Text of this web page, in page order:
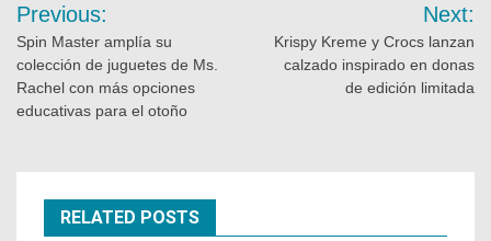
Previous:
Spin Master amplía su
colección de juguetes de Ms.
Rachel con más opciones
educativas para el otoño
Next:
Krispy Kreme y Crocs lanzan
calzado inspirado en donas
de edición limitada
RELATED POSTS